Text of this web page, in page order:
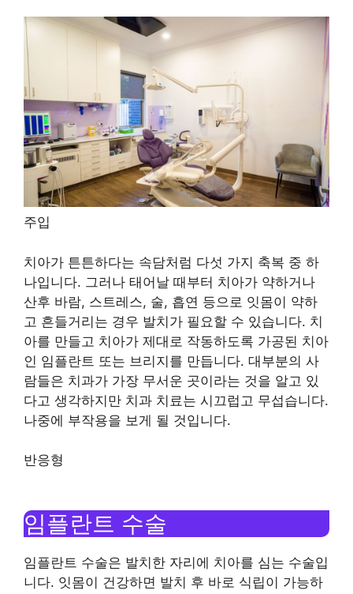
주입
치아가 튼튼하다는 속담처럼 다섯 가지 축복 중 하
나입니다. 그러나 태어날 때부터 치아가 약하거나
산후 바람, 스트레스, 술, 흡연 등으로 잇몸이 약하
고 흔들거리는 경우 발치가 필요할 수 있습니다. 치
아를 만들고 치아가 제대로 작동하도록 가공된 치아
인 임플란트 또는 브리지를 만듭니다. 대부분의 사
람들은 치과가 가장 무서운 곳이라는 것을 알고 있
다고 생각하지만 치과 치료는 시끄럽고 무섭습니다.
나중에 부작용을 보게 될 것입니다.
반응형
임플란트 수술
임플란트 수술은 발치한 자리에 치아를 심는 수술입
니다. 잇몸이 건강하면 발치 후 바로 식립이 가능하